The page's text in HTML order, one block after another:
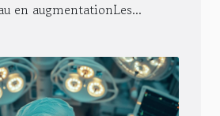
en augmentationLes...